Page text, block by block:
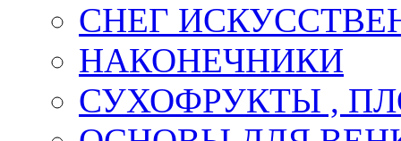
СНЕГ
НАКОНЕЧНИКИ
СУХОФРУКТЫ ,